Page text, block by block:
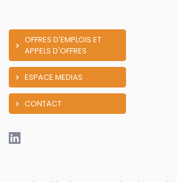
OFFRES D'EMPLOIS ET
APPELS D'OFFRES
ESPACE MEDIAS
CONTACT